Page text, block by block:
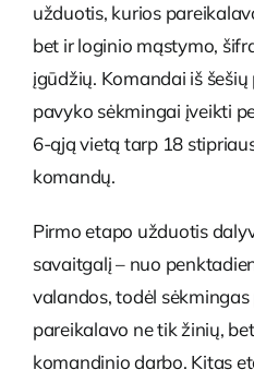
užduotis, kurios
bet ir loginio mąstymo,
įgūdžių. Komandai iš
pavyko sėkmingai įveikti
6-ąją vietą tarp 18
komandų.
Pirmo etapo užduotis
savaitgalį – nuo
valandos, todėl
pareikalavo ne tik žinių,
komandinio darbo. Kitas